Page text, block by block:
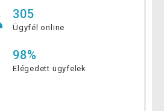
305
Ügyfél online
98%
Elégedett ügyfelek